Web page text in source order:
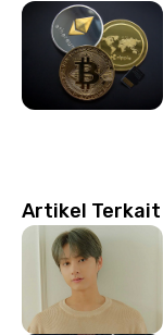
Artikel Terkait